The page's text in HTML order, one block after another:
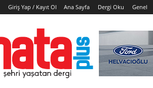
Giriş Yap / Kayıt Ol Ana Sayfa Dergi Oku Genel